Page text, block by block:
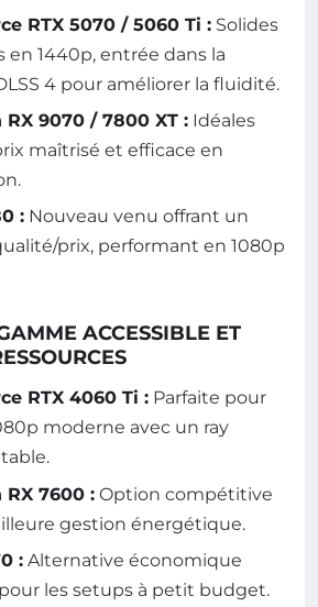
RTX 5070 / 5060 Ti : Solides
en 1440p, entrée dans la
4 pour améliorer la fluidité.
RX 9070 / 7800 XT : Idéales
maîtrisé et efficace en
: Nouveau venu offrant un
prix, performant en 1080p
ACCESSIBLE ET
RTX 4060 Ti : Parfaite pour
moderne avec un ray
RX 7600 : Option compétitive
gestion énergétique.
: Alternative économique
les setups à petit budget.